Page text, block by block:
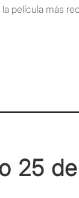
película más
25